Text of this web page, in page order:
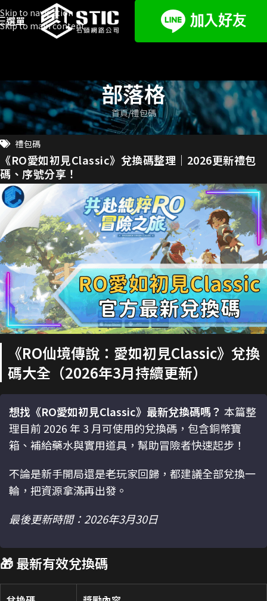
Skip to navigation
Skip to main content
選單
部落格
首頁 禮包碼
禮包碼
《RO愛如初見Classic》兌換碼整理｜2026更新禮包
碼、序號分享！
《RO仙境傳說：愛如初見Classic》兌換
碼大全（2026年3月持續更新）
想找《RO愛如初見Classic》最新兌換碼嗎？ 本篇整
理目前 2026 年 3 月可使用的兌換碼，包含銅幣寶
箱、補給藥水與實用道具，幫助冒險者快速起步！
不論是新手開局還是老玩家回歸，都建議全部兌換一
輪，把資源拿滿再出發。
最後更新時間：2026年3月30日
🎁 最新有效兌換碼